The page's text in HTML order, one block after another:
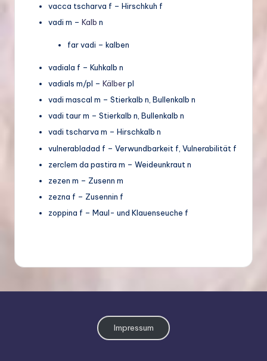
vacca tscharva f – Hirschkuh f
vadi m – Kalb n
far vadi – kalben
vadiala f – Kuhkalb n
vadials m/pl – Kälberpl
vadi mascal m – Stierkalb n, Bullenkalb n
vadi taur m – Stierkalb n, Bullenkalb n
vadi tscharva m – Hirschkalb n
vulnerabladad f – Verwundbarkeit f, Vulnerabilität f
zerclem da pastira m – Weideunkraut n
zezen m – Zusenn m
zezna f – Zusennin f
zoppina f – Maul- und Klauenseuche f
Impressum